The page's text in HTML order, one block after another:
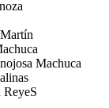
Machuca
ReyeS